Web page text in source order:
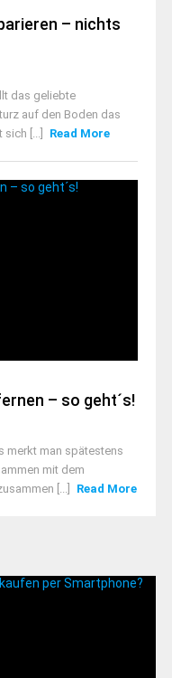
– nichts
das geliebte
auf den Boden das
[...]
Read More
– so geht´s!
merkt man spätestens
mit dem
[...]
Read More